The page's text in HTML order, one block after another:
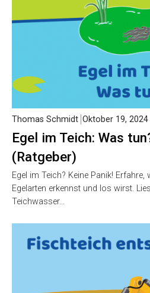
Egel im Teich: Was
(Ratgeber)
Thomas Schmidt Oktober 19, 2024
Egel im Teich? Keine Panik! Erfahre,
Egelarten erkennst und los wirst.
Teichwasser…